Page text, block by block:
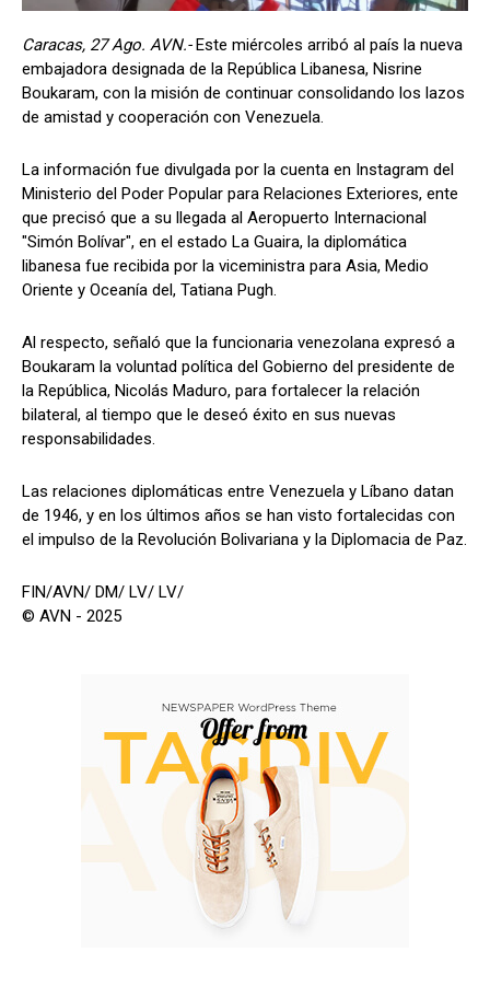
Caracas, 27 Ago. AVN.-Este miércoles arribó al país la nueva
embajadora designada de la República Libanesa, Nisrine
Boukaram, con la misión de continuar consolidando los lazos
de amistad y cooperación con Venezuela.
La información fue divulgada por la cuenta en Instagram del
Ministerio del Poder Popular para Relaciones Exteriores, ente
que precisó que a su llegada al Aeropuerto Internacional
"Simón Bolívar", en el estado La Guaira, la diplomática
libanesa fue recibida por la viceministra para Asia, Medio
Oriente y Oceanía del, Tatiana Pugh.
Al respecto, señaló que la funcionaria venezolana expresó a
Boukaram la voluntad política del Gobierno del presidente de
la República, Nicolás Maduro, para fortalecer la relación
bilateral, al tiempo que le deseó éxito en sus nuevas
responsabilidades.
Las relaciones diplomáticas entre Venezuela y Líbano datan
de 1946, y en los últimos años se han visto fortalecidas con
el impulso de la Revolución Bolivariana y la Diplomacia de Paz.
FIN/AVN/ DM/ LV/ LV/
© AVN - 2025